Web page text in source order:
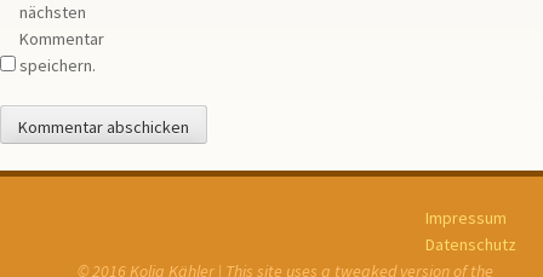
nächsten
Kommentar
speichern.
Impressum
Datenschutz
© 2016 Kolja Kähler | This site uses a tweaked version of the